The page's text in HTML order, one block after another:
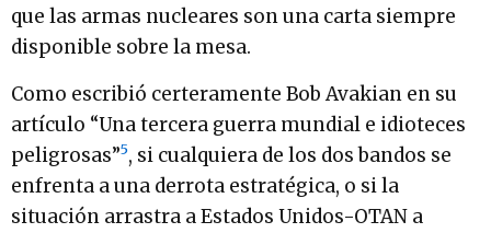
que las armas nucleares son una carta siempre
disponible sobre la mesa.
Como escribió certeramente Bob Avakian en su
artículo “Una tercera guerra mundial e idioteces
peligrosas”5, si cualquiera de los dos bandos se
enfrenta a una derrota estratégica, o si la
situación arrastra a Estados Unidos-OTAN a